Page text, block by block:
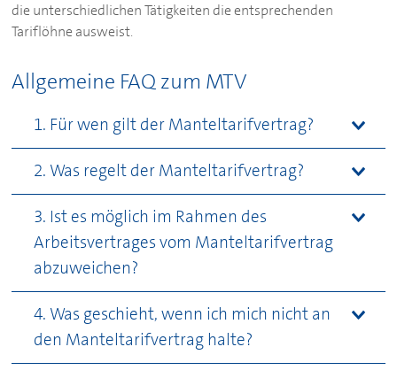
die unterschiedlichen Tätigkeiten die entsprechenden
Tariflöhne ausweist.
Allgemeine FAQ zum MTV
1. Für wen gilt der Manteltarifvertrag?
2. Was regelt der Manteltarifvertrag?
3. Ist es möglich im Rahmen des
Arbeitsvertrages vom Manteltarifvertrag
abzuweichen?
4. Was geschieht, wenn ich mich nicht an
den Manteltarifvertrag halte?